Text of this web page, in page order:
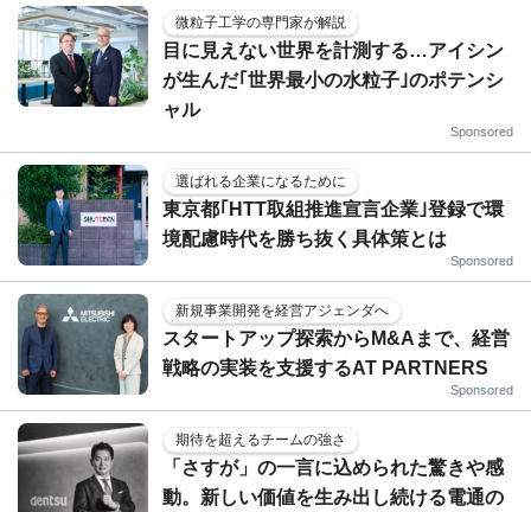
微粒子工学の専門家が解説
目に見えない世界を計測する…アイシン
が生んだ｢世界最小の水粒子｣のポテンシ
ャル
Sponsored
選ばれる企業になるために
東京都｢HTT取組推進宣言企業｣登録で環
境配慮時代を勝ち抜く具体策とは
Sponsored
新規事業開発を経営アジェンダへ
スタートアップ探索からM&Aまで、経営
戦略の実装を支援するAT PARTNERS
Sponsored
期待を超えるチームの強さ
「さすが」の一言に込められた驚きや感
動。新しい価値を生み出し続ける電通の